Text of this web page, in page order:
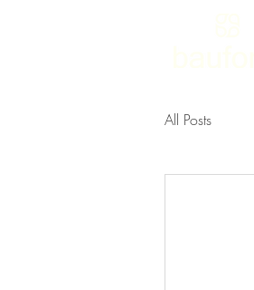
All Posts